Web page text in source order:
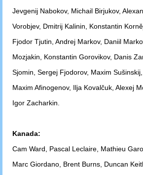
Jevgenij Nabokov, Michail Birjukov,
Vorobjev, Dmitrij Kalinin, Konstantin
Fjodor Tjutin, Andrej Markov, Daniil
Mozjakin, Konstantin Gorovikov, Danis
Sjomin, Sergej Fjodorov, Maxim
Maxim Afinogenov, Ilja Kovalčuk, Alexej
Igor Zacharkin.
Kanada:
Cam Ward, Pascal Leclaire, Mathieu
Marc Giordano, Brent Burns, Duncan